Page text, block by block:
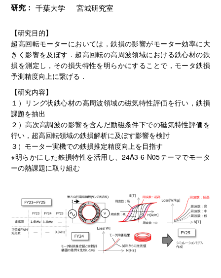
研究： 千葉大学 宮城研究室
【研究目的】
超高回転モーターにおいては，鉄損の影響がモーター効率に大
きく影響を及ぼす．超高回転の高周波領域における鉄心材の鉄
損を測定し，その損失特性を明らかにすることで，モータ鉄損
予測精度向上に繋げる．
【研究内容】
１）リング状鉄心材の高周波領域の磁気特性評価を行い，鉄損
課題を抽出
２）高次高調波の影響を含んだ励磁条件下での磁気特性評価を
行い，超高回転領域の鉄損解析に及ぼす影響を検討
３）モーター実機での鉄損推定精度向上を目指す
※明らかにした鉄損特性を活用し、24A3-6-N05テーマでモータ
ーの熱課題に取り組む